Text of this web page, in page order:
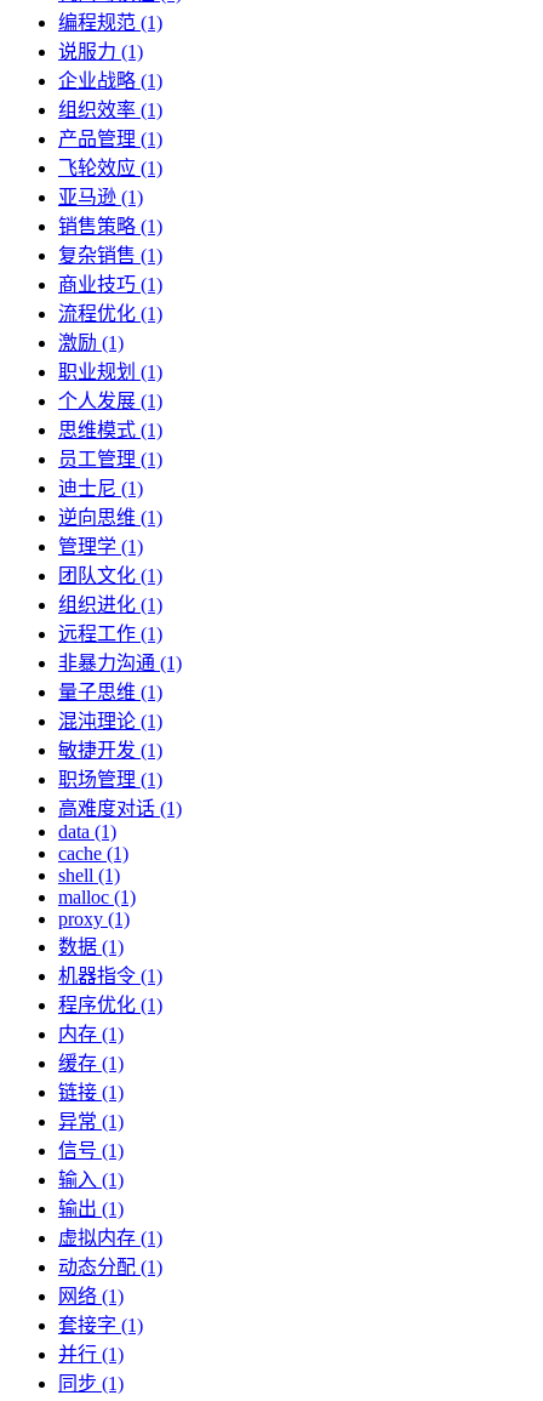
编程规范 (1)
说服力 (1)
企业战略 (1)
组织效率 (1)
产品管理 (1)
飞轮效应 (1)
亚马逊 (1)
销售策略 (1)
复杂销售 (1)
商业技巧 (1)
流程优化 (1)
激励 (1)
职业规划 (1)
个人发展 (1)
思维模式 (1)
员工管理 (1)
迪士尼 (1)
逆向思维 (1)
管理学 (1)
团队文化 (1)
组织进化 (1)
远程工作 (1)
非暴力沟通 (1)
量子思维 (1)
混沌理论 (1)
敏捷开发 (1)
职场管理 (1)
高难度对话 (1)
data (1)
cache (1)
shell (1)
malloc (1)
proxy (1)
数据 (1)
机器指令 (1)
程序优化 (1)
内存 (1)
缓存 (1)
链接 (1)
异常 (1)
信号 (1)
输入 (1)
输出 (1)
虚拟内存 (1)
动态分配 (1)
网络 (1)
套接字 (1)
并行 (1)
同步 (1)